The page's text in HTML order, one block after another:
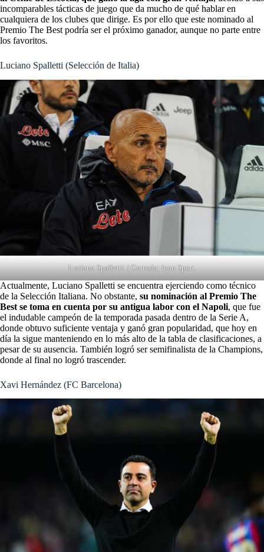
incomparables tácticas de juego que da mucho de qué hablar en
cualquiera de los clubes que dirige. Es por ello que este nominado al
Premio The Best podría ser el próximo ganador, aunque no parte entre
los favoritos.
Luciano Spalletti (Selección de Italia)
Luciano Spalletti. | Cortesía: Icon Sport.
Actualmente, Luciano Spalletti se encuentra ejerciendo como técnico
de la Selección Italiana. No obstante, su nominación al Premio The
Best se toma en cuenta por su antigua labor con el Napoli, que fue
el indudable campeón de la temporada pasada dentro de la Serie A,
donde obtuvo suficiente ventaja y ganó gran popularidad, que hoy en
día la sigue manteniendo en lo más alto de la tabla de clasificaciones, a
pesar de su ausencia. También logró ser semifinalista de la Champions,
donde al final no logró trascender.
Xavi Hernández (FC Barcelona)